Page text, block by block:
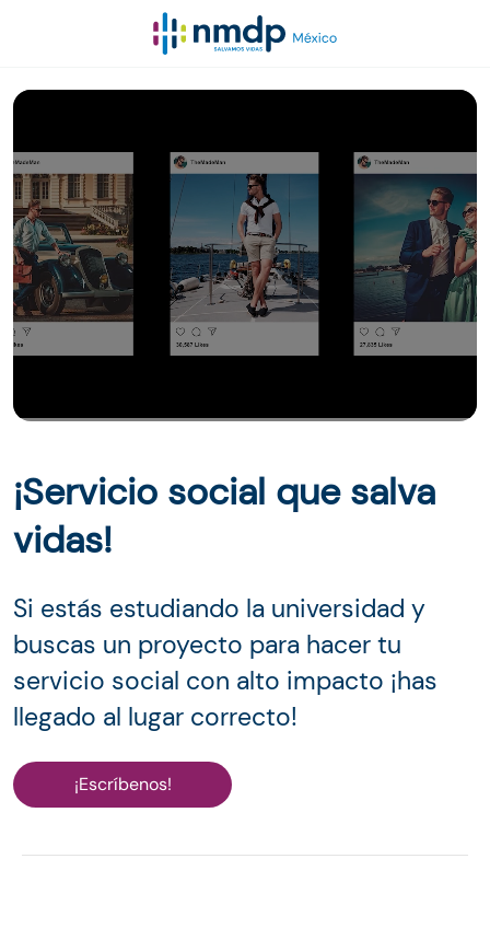
¡Servicio social que salva
vidas!
Si estás estudiando la universidad y
buscas un proyecto para hacer tu
servicio social con alto impacto ¡has
llegado al lugar correcto!
¡Escríbenos!